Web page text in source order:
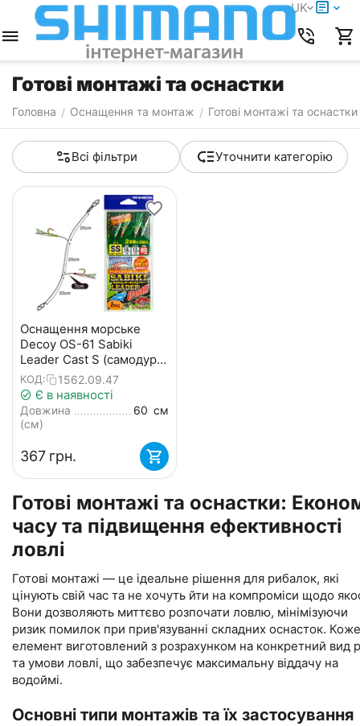
UK
Готові монтажі та оснастки
Головна / Оснащення та монтаж / Готові монтажі та оснастки
Всі фільтри Уточнити категорію
Оснащення морське
Decoy OS-61 Sabiki
Leader Cast S (самодур)
(2 шт/уп)
КОД: 1562.09.47
Є в наявності
Довжина
(см)
60 см
‍367‍ грн.
Готові монтажі та оснастки:
часу та підвищення ефективності
ловлі
Готові монтажі — це ідеальне рішення для рибалок, які
цінують свій час та не хочуть йти на компроміси щодо
Вони дозволяють миттєво розпочати ловлю, мінімізуючи
ризик помилок при прив'язуванні складних оснасток.
елемент виготовлений з розрахунком на конкретний вид
та умови ловлі, що забезпечує максимальну віддачу на
водоймі.
Основні типи монтажів та їх застосування